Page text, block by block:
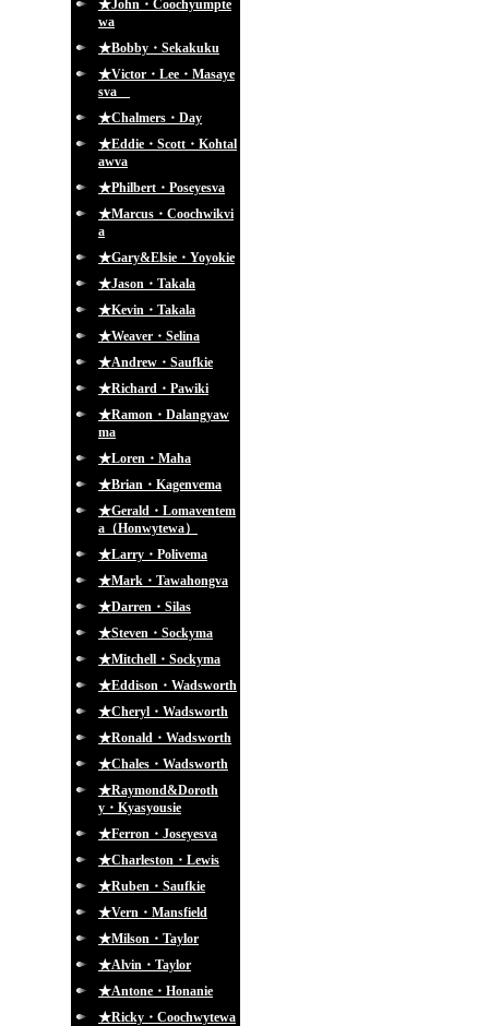
★John・Coochyumpte
wa
★Bobby・Sekakuku
★Victor・Lee・Masaye
sva
★Chalmers・Day
★Eddie・Scott・Kohtal
awva
★Philbert・Poseyesva
★Marcus・Coochwikvi
a
★Gary&Elsie・Yoyokie
★Jason・Takala
★Kevin・Takala
★Weaver・Selina
★Andrew・Saufkie
★Richard・Pawiki
★Ramon・Dalangyaw
ma
★Loren・Maha
★Brian・Kagenvema
★Gerald・Lomaventem
a（Honwytewa）
★Larry・Polivema
★Mark・Tawahongva
★Darren・Silas
★Steven・Sockyma
★Mitchell・Sockyma
★Eddison・Wadsworth
★Cheryl・Wadsworth
★Ronald・Wadsworth
★Chales・Wadsworth
★Raymond&Doroth
y・Kyasyousie
★Ferron・Joseyesva
★Charleston・Lewis
★Ruben・Saufkie
★Vern・Mansfield
★Milson・Taylor
★Alvin・Taylor
★Antone・Honanie
★Ricky・Coochwytewa